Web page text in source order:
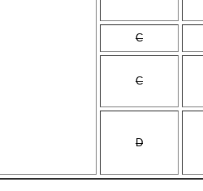
C
C
D